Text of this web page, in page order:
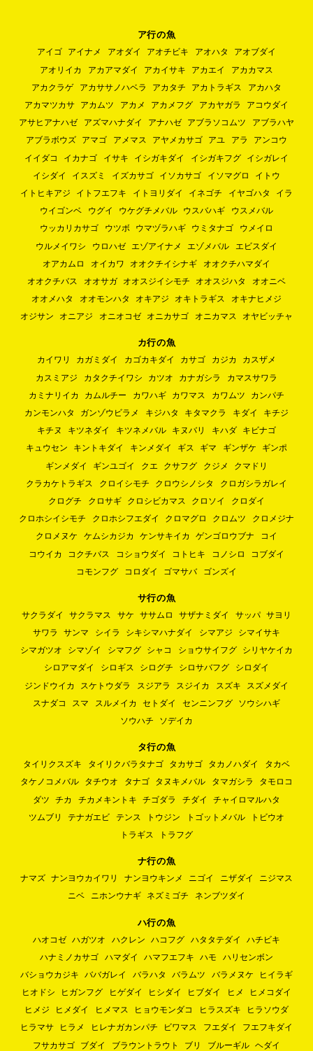
ア行の魚
アイゴ アイナメ アオダイ アオチビキ アオハタ
アオブダイ
アオリイカ
アカアマダイ アカイサキ アカエイ
アカカマス
アカクラゲ
アカササノハベラ アカタチ アカトラギス
アカハタ
アカマツカサ
アカムツ アカメ アカメフグ アカヤガラ
アコウダイ
アサヒアナハゼ
アズマハナダイ アナハゼ アブラソコムツ
アブラハヤ
アブラボウズ
アマゴ アメマス アヤメカサゴ アユ アラ
アンコウ
イイダコ
イカナゴ イサキ イシガキダイ イシガキフグ
イシガレイ
イシダイ
イスズミ イズカサゴ イソカサゴ イソマグロ
イトウ
イトヒキアジ
イトフエフキ イトヨリダイ イネゴチ イヤゴハタ
イラ
ウイゴンベ
ウグイ ウケグチメバル ウスバハギ
ウスメバル
ウッカリカサゴ
ウツボ ウマヅラハギ ウミタナゴ
ウメイロ
ウルメイワシ
ウロハゼ エゾアイナメ エゾメバル
エビスダイ
オアカムロ
オイカワ オオクチイシナギ
オオクチハマダイ
オオクチバス
オオサガ オオスジイシモチ オオスジハタ
オオニベ
オオメハタ
オオモンハタ オキアジ オキトラギス
オキナヒメジ
オジサン
オニアジ オニオコゼ オニカサゴ オニカマス オヤビッチャ
カ行の魚
カイワリ カガミダイ カゴカキダイ カサゴ カジカ
カスザメ
カスミアジ
カタクチイワシ カツオ カナガシラ
カマスサワラ
カミナリイカ
カムルチー カワハギ カワマス カワムツ
カンパチ
カンモンハタ
ガンゾウビラメ キジハタ キタマクラ キダイ
キチジ
キチヌ
キツネダイ キツネメバル キヌバリ キハダ
キビナゴ
キュウセン
キントキダイ キンメダイ ギス ギマ ギンザケ
ギンポ
ギンメダイ
ギンユゴイ クエ クサフグ クジメ
クマドリ
クラカケトラギス
クロイシモチ クロウシノシタ
クロガシラガレイ
クログチ
クロサギ クロシビカマス クロソイ
クロダイ
クロホシイシモチ
クロホシフエダイ クロマグロ クロムツ
クロメジナ
クロメヌケ
ケムシカジカ ケンサキイカ ゲンゴロウブナ
コイ
コウイカ
コクチバス コショウダイ コトヒキ コノシロ
コブダイ
コモンフグ
コロダイ ゴマサバ ゴンズイ
サ行の魚
サクラダイ サクラマス サケ ササムロ サザナミダイ サッパ サヨリ
サワラ
サンマ シイラ シキシマハナダイ シマアジ
シマイサキ
シマガツオ
シマゾイ シマフグ シャコ ショウサイフグ
シリヤケイカ
シロアマダイ
シロギス シログチ シロサバフグ
シロダイ
ジンドウイカ
スケトウダラ スジアラ スジイカ スズキ
スズメダイ
スナダコ
スマ スルメイカ セトダイ センニンフグ
ソウシハギ
ソウハチ
ソデイカ
タ行の魚
タイリクスズキ タイリクバラタナゴ タカサゴ タカノハダイ
タカベ
タケノコメバル
タチウオ タナゴ タヌキメバル タマガシラ
タモロコ
ダツ
チカ チカメキントキ チゴダラ チダイ
チャイロマルハタ
ツムブリ
テナガエビ テンス トウジン トゴットメバル
トビウオ
トラギス
トラフグ
ナ行の魚
ナマズ ナンヨウカイワリ ナンヨウキンメ ニゴイ ニザダイ
ニジマス
ニベ
ニホンウナギ ネズミゴチ ネンブツダイ
ハ行の魚
ハオコゼ ハガツオ ハクレン ハコフグ ハタタテダイ
ハチビキ
ハナミノカサゴ
ハマダイ ハマフエフキ ハモ
ハリセンボン
バショウカジキ
ババガレイ バラハタ バラムツ バラメヌケ
ヒイラギ
ヒオドシ
ヒガンフグ ヒゲダイ ヒシダイ ヒブダイ ヒメ
ヒメコダイ
ヒメジ
ヒメダイ ヒメマス ヒョウモンダコ ヒラスズキ
ヒラソウダ
ヒラマサ
ヒラメ ヒレナガカンパチ ビワマス フエダイ
フエフキダイ
フサカサゴ
ブダイ ブラウントラウト ブリ ブルーギル
ヘダイ